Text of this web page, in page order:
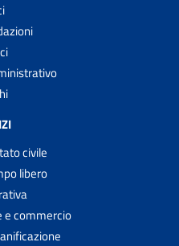
civile
libero
commercio